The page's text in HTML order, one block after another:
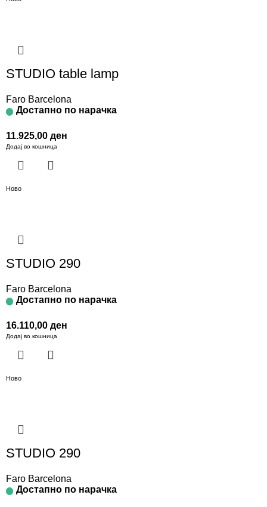
STUDIO table lamp
Faro Barcelona
Достапно по нарачка
11.925,00 ден
Додај во кошница
Ново
STUDIO 290
Faro Barcelona
Достапно по нарачка
16.110,00 ден
Додај во кошница
Ново
STUDIO 290
Faro Barcelona
Достапно по нарачка